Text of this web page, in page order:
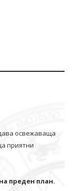
освежаваща
приятни
преден план.